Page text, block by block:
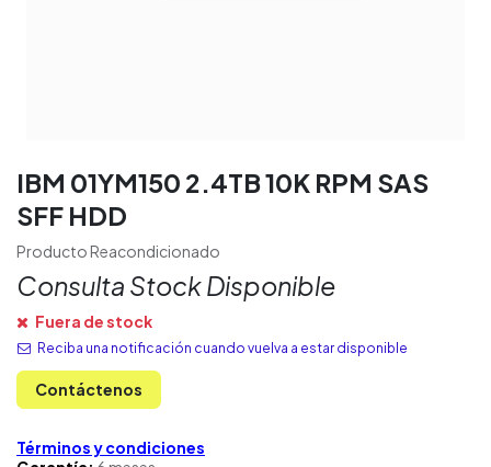
IBM 01YM150 2.4TB 10K RPM SAS
SFF HDD
Producto Reacondicionado
Consulta Stock Disponible
Fuera de stock
Reciba una notificación cuando vuelva a estar disponible
Contáctenos
Términos y condiciones